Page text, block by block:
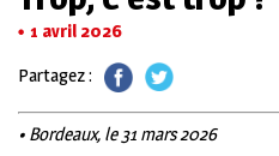
1 avril 2026
Partagez :
• Bordeaux, le 31 mars 2026